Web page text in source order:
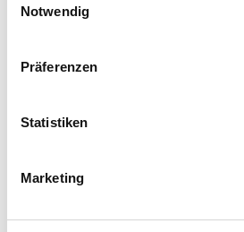
Trigger Symbol ändern oder
Erfahren Sie mehr darüber, wie
verarbeitet werden, und legen Sie
Wir verwenden Cookies, um
zu können und die Zugriffe auf
Verwendung unserer Website an
Notwendig
Präferenzen
Statistiken
Marketing